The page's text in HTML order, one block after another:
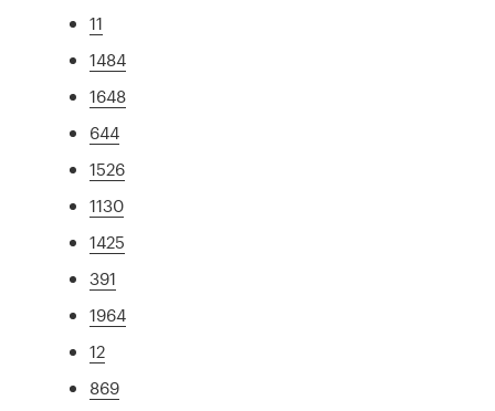
11
1484
1648
644
1526
1130
1425
391
1964
12
869